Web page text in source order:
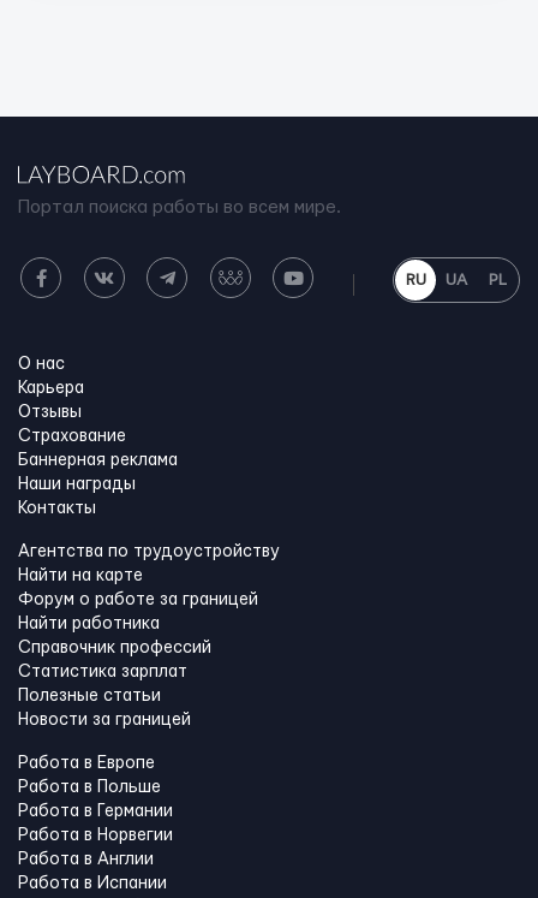
Портал поиска работы во всем мире.
RU UA PL
О нас
Карьера
Отзывы
Страхование
Баннерная реклама
Наши награды
Контакты
Агентства по трудоустройству
Найти на карте
Форум о работе за границей
Найти работника
Справочник профессий
Статистика зарплат
Полезные статьи
Новости за границей
Работа в Европе
Работа в Польше
Работа в Германии
Работа в Норвегии
Работа в Англии
Работа в Испании